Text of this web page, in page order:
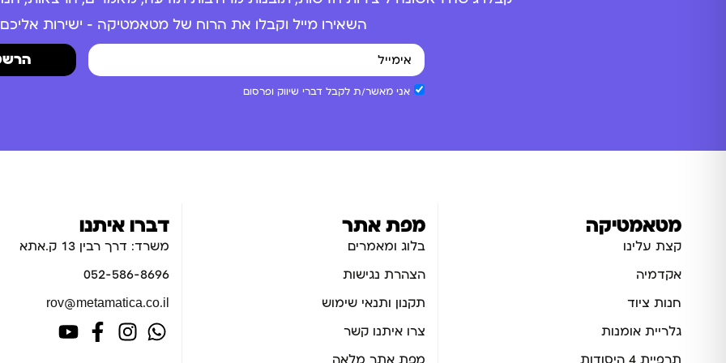
השאירו מייל וקבלו את הרוח של מטאמטיקה – ישירות
אני מאשר/ת לקבל דברי שיווק ופרסום
מטאמטיקה
קצת עלינו
אקדמיה
חנות ציוד
גלריית אומנות
תרפיית 4 היסודות
מפת אתר
בלוג ומאמרים
הצהרת נגישות
תקנון ותנאי שימוש
צרו איתנו קשר
מפת אתר מלאה
דברו איתנו
משרד: דרך רבין 13 ק.אתא
052-586-8696
rov@metamatica.co.il